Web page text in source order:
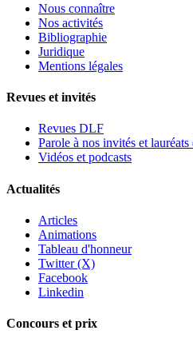
Nous connaître
Nos activités
Bibliographie
Juridique
Mentions légales
Revues et invités
Revues DLF
Parole à nos invités et
Vidéos et podcasts
Actualités
Articles
Animations
Tableau d'honneur
Twitter (X)
Facebook
Linkedin
Concours et prix